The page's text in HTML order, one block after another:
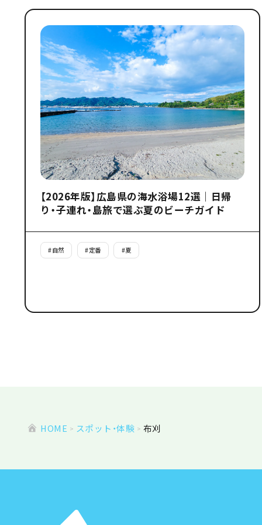
【2026年版】広島県の海水浴場12選｜日帰
り・子連れ・島旅で選ぶ夏のビーチガイド
#自然 #定番 #夏
HOME スポット・体験 布刈